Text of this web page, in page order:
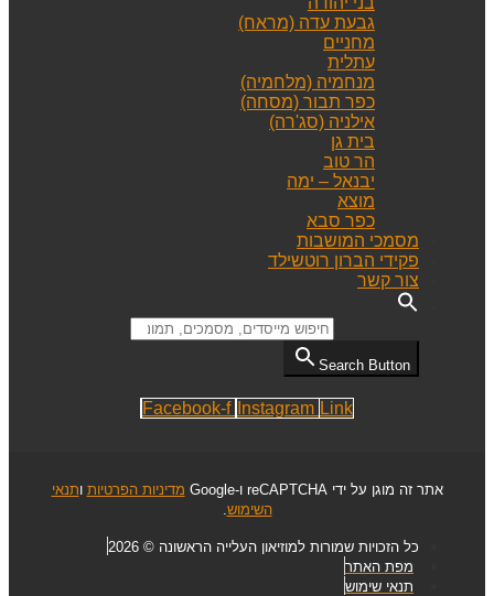
גבעת עדה (מראח)
מחניים
עתלית
מנחמיה (מלחמיה)
כפר תבור (מסחה)
אילניה (סג'רה)
בית גן
הר טוב
יבנאל – ימה
מוצא
כפר סבא
מסמכי המושבות
פקידי הברון רוטשילד
צור קשר
Search Button
Facebook-f Instagram Link
אתר זה מוגן על ידי reCAPTCHA ו-Google מדיניות הפרטיות ותנאי
השימוש
כל הזכויות שמורות למוזיאון העלייה הראשונה © 2026
מפת האתר
תנאי שימוש